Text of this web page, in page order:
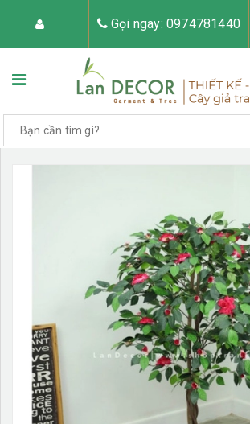
Gọi ngay: 0974781440
TRANG CHỦ
CÂY GIẢ TRANG TRÍ TIỂU
TƯỜNG CÂY GIẢ KHĂN TRẢI